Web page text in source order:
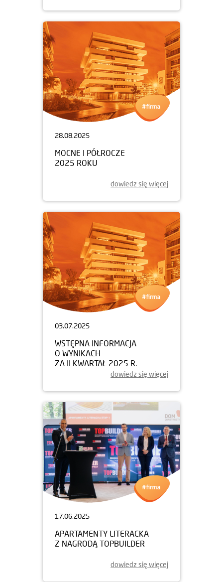
28.08.2025
MOCNE I PÓŁROCZE
2025 ROKU
dowiedz się więcej
03.07.2025
WSTĘPNA INFORMACJA
O WYNIKACH
ZA II KWARTAŁ 2025 R.
dowiedz się więcej
17.06.2025
APARTAMENTY LITERACKA
Z NAGRODĄ TOPBUILDER
dowiedz się więcej